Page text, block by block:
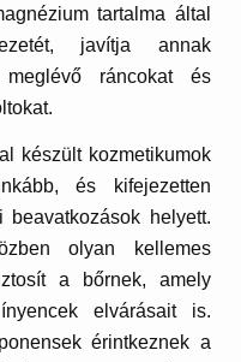
tartalma által
javítja annak
ráncokat és
készült kozmetikumok
és kifejezetten
helyett.
olyan kellemes
a bőrnek, amely
elvárásait is.
érintkeznek a